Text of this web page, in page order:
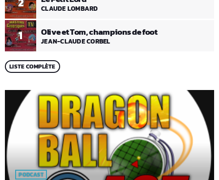
1 Olive et Tom, champions de foot
JEAN-CLAUDE CORBEL
CLAUDE LOMBARD
LISTE COMPLÈTE
PODCAST